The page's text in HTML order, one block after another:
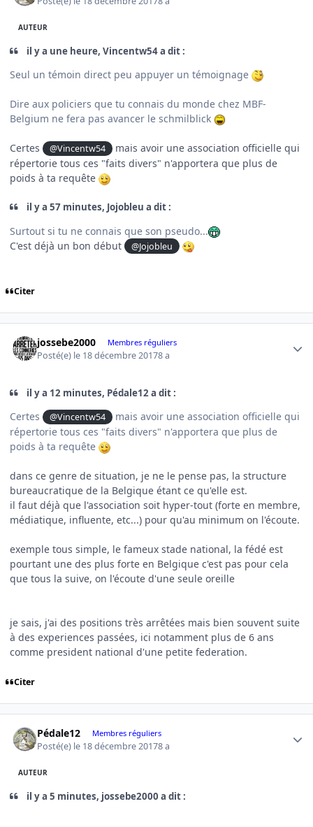
AUTEUR
il y a une heure, Vincentw54 a dit :
Seul un témoin direct peu appuyer un témoignage
Dire aux policiers que tu connais du monde chez MBF-
Belgium ne fera pas avancer le schmilblick
Certes @Vincentw54
mais avoir une association officielle qui
répertorie tous ces "faits divers" n'apportera que plus de
poids à ta requête
il y a 57 minutes, Jojobleu a dit :
Surtout si tu ne connais que son pseudo...
C'est déjà un bon début
@Jojobleu
Citer
jossebe2000 Membres réguliers
Posté(e) le 18 décembre 20178 a
il y a 12 minutes, Pédale12 a dit :
Certes @Vincentw54
mais avoir une association officielle qui
répertorie tous ces "faits divers" n'apportera que plus de
poids à ta requête
dans ce genre de situation, je ne le pense pas, la structure
bureaucratique de la Belgique étant ce qu'elle est.
il faut déjà que l'association soit hyper-tout (forte en membre,
médiatique, influente, etc...) pour qu'au minimum on l'écoute.
exemple tous simple, le fameux stade national, la fédé est
pourtant une des plus forte en Belgique c'est pas pour cela
que tous la suive, on l'écoute d'une seule oreille
je sais, j'ai des positions très arrêtées mais bien souvent suite
à des experiences passées, ici notamment plus de 6 ans
comme president national d'une petite federation.
Citer
Pédale12 Membres réguliers
Posté(e) le 18 décembre 20178 a
AUTEUR
il y a 5 minutes, jossebe2000 a dit :